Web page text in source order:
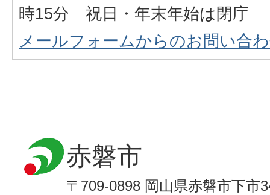
時15分 祝日・年末年始は閉庁
メールフォームからのお問い合
赤磐市
〒709-0898 岡山県赤磐市下市